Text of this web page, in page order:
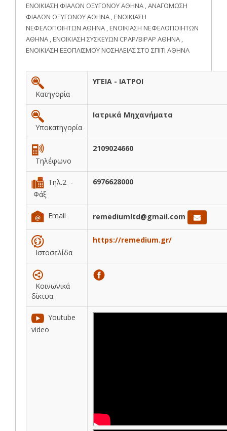
ΕΝΟΙΚΙΑΣΗ ΦΙΑΛΩΝ ΟΞΥΓΟΝΟΥ ΑΘΗΝΑ , ΑΝΑΓΟΜΩΣΗ
ΦΙΑΛΩΝ ΟΞΥΓΟΝΟΥ ΑΘΗΝΑ , ΕΝΟΙΚΙΑΣΗ
ΝΕΦΕΛΟΠΟΙΗΤΩΝ ΑΘΗΝΑ , ΕΝΟΙΚΙΑΣΗ ΝΕΦΕΛΟΠΟΙΗΤΩΝ
ΑΘΗΝΑ , ΕΝΟΙΚΙΑΣΗ ΣΥΣΚΕΥΩΝ CPAP/BiPAP ΑΘΗΝΑ ,
ΕΝΟΙΚΙΑΣΗ ΕΞΟΠΛΙΣΜΟΥ ΝΟΣΗΛΕΙΑΣ ΣΤΟ ΣΠΙΤΙ ΑΘΗΝΑ
Κατηγορία
ΥΓΕΙΑ - ΙΑΤΡΟΙ
Υποκατηγορία
Ιατρικά Μηχανήματα
Τηλέφωνο
2109024660
Τηλ.2 -
Φάξ
6976628000
Email remediumltd@gmail.com
Ιστοσελίδα
https://remedium.gr/
Κοινωνικά
δίκτυα
Youtube
video